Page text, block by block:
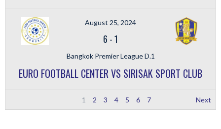
August 25, 2024
6 -1
Bangkok Premier League D.1
EURO FOOTBALL CENTER VS SIRISAK SPORT CLUB
1 2 3 4 5 6 7 Next